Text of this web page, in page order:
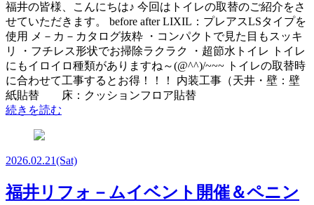
福井の皆様、こんにちは♪ 今回はトイレの取替のご紹介をさ
せていただきます。 before after LIXIL：プレアスLSタイプを
使用 メ－カ－カタログ抜粋 ・コンパクトで見た目もスッキ
リ ・フチレス形状でお掃除ラクラク ・超節水トイレ トイレ
にもイロイロ種類がありますね～(@^^)/~~~ トイレの取替時
に合わせて工事するとお得！！！ 内装工事（天井・壁：壁
紙貼替 床：クッションフロア貼替
続きを読む
2026.02.21(Sat)
福井リフォ－ムイベント開催＆ペニン